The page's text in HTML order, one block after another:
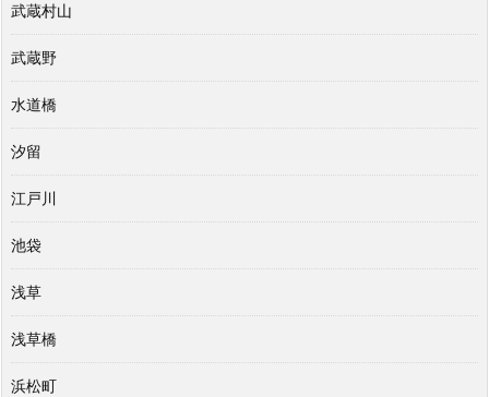
武蔵村山
武蔵野
水道橋
汐留
江戸川
池袋
浅草
浅草橋
浜松町